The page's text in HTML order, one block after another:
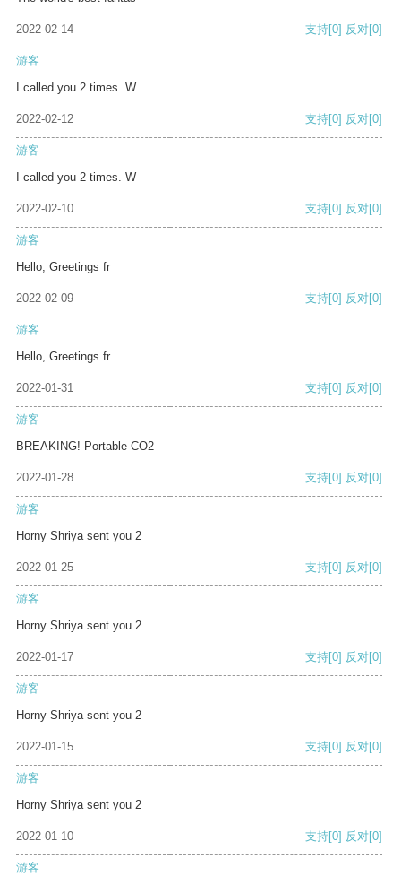
2022-02-14 支持[0] 反对[0]
游客
I called you 2 times. W
2022-02-12 支持[0] 反对[0]
游客
I called you 2 times. W
2022-02-10 支持[0] 反对[0]
游客
Hello, Greetings fr
2022-02-09 支持[0] 反对[0]
游客
Hello, Greetings fr
2022-01-31 支持[0] 反对[0]
游客
BREAKING! Portable CO2
2022-01-28 支持[0] 反对[0]
游客
Horny Shriya sent you 2
2022-01-25 支持[0] 反对[0]
游客
Horny Shriya sent you 2
2022-01-17 支持[0] 反对[0]
游客
Horny Shriya sent you 2
2022-01-15 支持[0] 反对[0]
游客
Horny Shriya sent you 2
2022-01-10 支持[0] 反对[0]
游客